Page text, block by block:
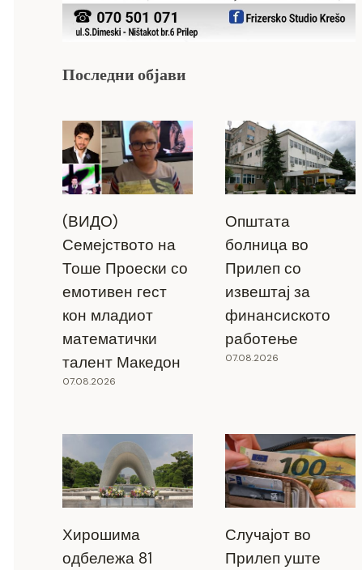
Последни објави
(ВИДО)
Семејството на
Тоше Проески со
емотивен гест
кон младиот
математички
талент Македон
07.08.2026
Општата
болница во
Прилеп со
извештај за
финансиското
работење
07.08.2026
Хирошима
одбележа 81
Случајот во
Прилеп уште